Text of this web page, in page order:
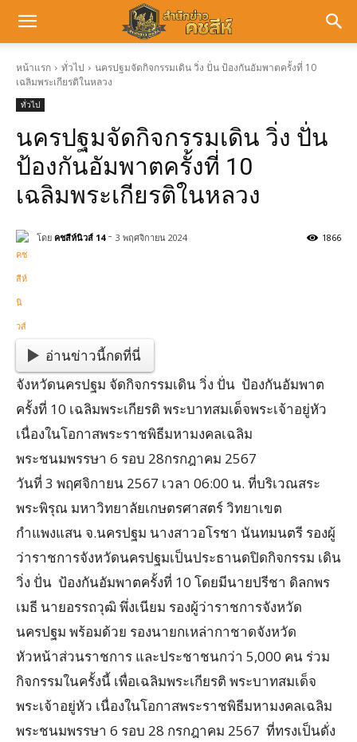
หน้าแรก ทั่วไป
นครปฐมจัดกิจกรรมเดิน วิ่ง ปั่น ป้องกันอัมพาตครั้งที่ 10
เฉลิมพระเกียรติในหลวง
ทั่วไป
นครปฐมจัดกิจกรรมเดิน วิ่ง ปั่น
ป้องกันอัมพาตครั้งที่ 10
เฉลิมพระเกียรติในหลวง
1866
โดย คชสีห์นิวส์ 14 - 3 พฤศจิกายน 2024
อ่านข่าวนี้กดที่นี่
จังหวัดนครปฐม จัดกิจกรรมเดิน วิ่ง ปั่น ป้องกันอัมพาต
ครั้งที่ 10 เฉลิมพระเกียรติ พระบาทสมเด็จพระเจ้าอยู่หัว
เนื่องในโอกาสพระราชพิธีมหามงคลเฉลิม
พระชนมพรรษา 6 รอบ 28กรกฎาคม 2567
วันที่ 3 พฤศจิกายน 2567 เวลา 06:00 น. ที่บริเวณสระ
พระพิรุณ มหาวิทยาลัยเกษตรศาสตร์ วิทยาเขต
กำแพงแสน จ.นครปฐม นางสาวอโรชา นันทมนตรี รองผู้
ว่าราชการจังหวัดนครปฐมเป็นประธานดปิดกิจกรรม เดิน
วิ่ง ปั่น ป้องกันอัมพาตครั้งที่ 10 โดยมีนายปรีชา ดิลกพร
เมธี นายอรรถวุฒิ พึ่งเนียม รองผู้ว่าราชการจังหวัด
นครปฐม พร้อมด้วย รองนายกเหล่ากาชาดจังหวัด
หัวหน้าส่วนราชการ และประชาชนกว่า 5,000 คน ร่วม
กิจกรรมในครั้งนี้ เพื่อเฉลิมพระเกียรติ พระบาทสมเด็จ
พระเจ้าอยู่หัว เนื่องในโอกาสพระราชพิธีมหามงคลเฉลิม
พระชนมพรรษา 6 รอบ 28 กรกฎาคม 2567 ที่ทรงเป็นดั่ง